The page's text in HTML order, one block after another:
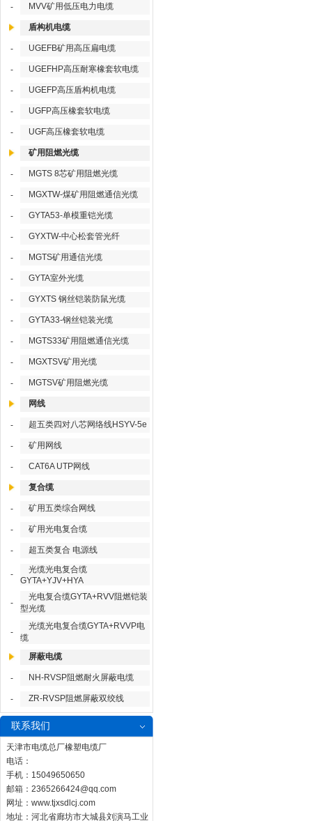
- MVV矿用低压电力电缆
盾构机电缆
- UGEFB矿用高压扁电缆
- UGEFHP高压耐寒橡套软电缆
- UGEFP高压盾构机电缆
- UGFP高压橡套软电缆
- UGF高压橡套软电缆
矿用阻燃光缆
- MGTS 8芯矿用阻燃光缆
- MGXTW-煤矿用阻燃通信光缆
- GYTA53-单模重铠光缆
- GYXTW-中心松套管光纤
- MGTS矿用通信光缆
- GYTA室外光缆
- GYXTS 钢丝铠装防鼠光缆
- GYTA33-钢丝铠装光缆
- MGTS33矿用阻燃通信光缆
- MGXTSV矿用光缆
- MGTSV矿用阻燃光缆
网线
- 超五类四对八芯网络线HSYV-5e
- 矿用网线
- CAT6A UTP网线
复合缆
- 矿用五类综合网线
- 矿用光电复合缆
- 超五类复合 电源线
-
光缆光电复合缆
GYTA+YJV+HYA
-
光电复合缆GYTA+RVV阻燃铠装
型光缆
-
光缆光电复合缆GYTA+RVVP电
缆
屏蔽电缆
- NH-RVSP阻燃耐火屏蔽电缆
- ZR-RVSP阻燃屏蔽双绞线
联系我们
天津市电缆总厂橡塑电缆厂
电话：
手机：15049650650
邮箱： 2365266424@qq.com
网址： www.tjxsdlcj.com
地址：河北省廊坊市大城县刘演马工业